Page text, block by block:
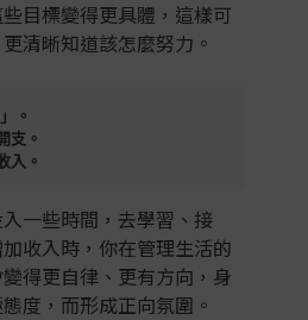
目標變得更具體，這樣可
清晰知道該怎麼努力。
」。
支。
入。
一些時間，去學習、接
收入時，你在管理生活的
得更自律、更有方向，身
度，而形成正向氛圍。